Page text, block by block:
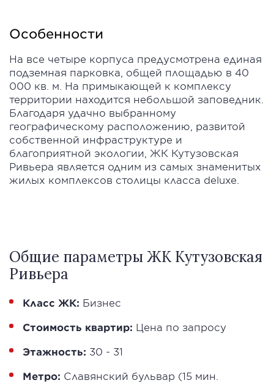
Особенности
На все четыре корпуса предусмотрена единая
подземная парковка, общей площадью в 40
000 кв. м. На примыкающей к комплексу
территории находится небольшой заповедник.
Благодаря удачно выбранному
географическому расположению, развитой
собственной инфраструктуре и
благоприятной экологии, ЖК Кутузовская
Ривьера является одним из самых знаменитых
жилых комплексов столицы класса deluxe.
Общие параметры ЖК Кутузовская
Ривьера
Класс ЖК: Бизнес
Стоимость квартир: Цена по запросу
Этажность: 30 - 31
Метро: Славянский бульвар (15 мин.